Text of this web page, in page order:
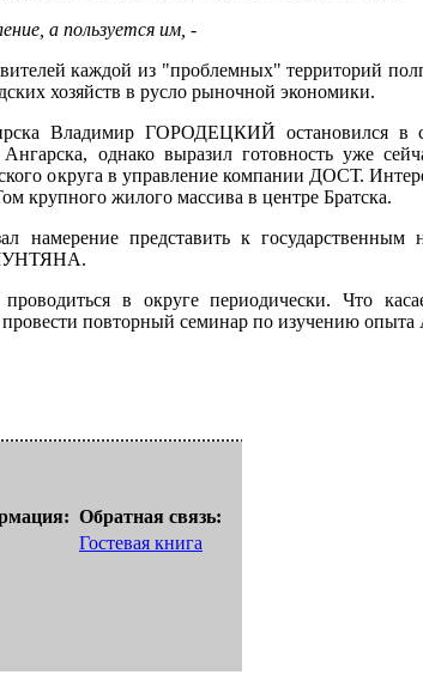
а пользуется им, -
каждой из "проблемных" территорий
хозяйств в русло рыночной экономики.
Владимир ГОРОДЕЦКИЙ остановился в
однако выразил готовность уже
округа в управление компании ДОСТ.
крупного жилого массива в центре Братска.
намерение представить к
МУНТЯНА.
в округе периодически. Что
повторный семинар по изучению опыта
Обратная связь:
Гостевая книга